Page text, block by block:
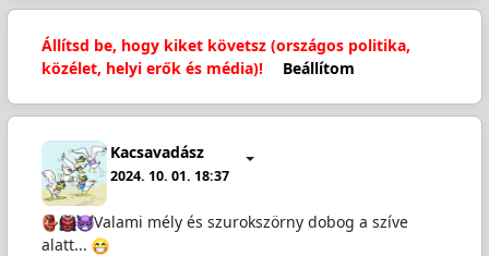
Állítsd be, hogy kiket követsz (országos politika,
közélet, helyi erők és média)!
Beállítom
Kacsavadász
2024. 10. 01. 18:37
Valami mély és szurokszörny dobog a szíve
alatt...